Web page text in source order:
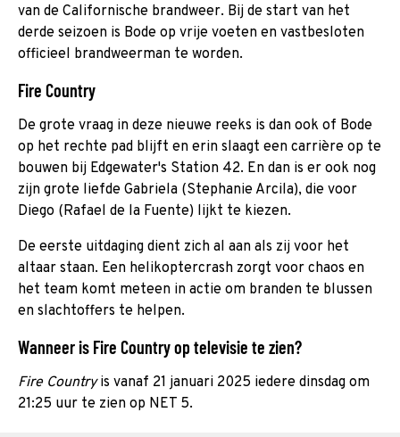
van de Californische brandweer. Bij de start van het
derde seizoen is Bode op vrije voeten en vastbesloten
officieel brandweerman te worden.
Fire Country
De grote vraag in deze nieuwe reeks is dan ook of Bode
op het rechte pad blijft en erin slaagt een carrière op te
bouwen bij Edgewater's Station 42. En dan is er ook nog
zijn grote liefde Gabriela (Stephanie Arcila), die voor
Diego (Rafael de la Fuente) lijkt te kiezen.
De eerste uitdaging dient zich al aan als zij voor het
altaar staan. Een helikoptercrash zorgt voor chaos en
het team komt meteen in actie om branden te blussen
en slachtoffers te helpen.
Wanneer is Fire Country op televisie te zien?
Fire Countryis vanaf 21 januari 2025 iedere dinsdag om
21:25 uur te zien op NET 5.